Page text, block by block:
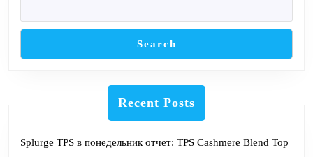
Search
Recent Posts
Splurge TPS в понедельник отчет: TPS Cashmere Blend Top